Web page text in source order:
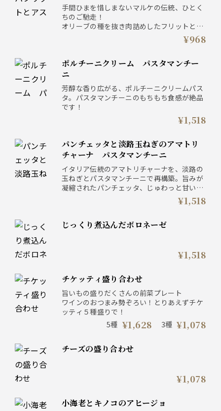
手間ひまを惜しまないマルケの伝統、ひとく
ちのご馳走！
オリーブの種を抜き肉詰めしたフリットと、
カラッと揚げたトリッパの盛り合わせはどん
¥968
ポルチーニクリーム パスタマンチー
ニ
芳醇な香り広がる、ポルチーニクリームパス
タ。パスタマンチーニのもちもち食感が絶品
です！
¥1,518
パンチェッタと淡路玉ねぎのアマトリ
チャーナ パスタマンチーニ
イタリア伝統のアマトリチャーナを、淡路の
玉ねぎとパスタマンチーニで再構築。旨みが
凝縮されたパンチェッタ、じゅわっと甘い淡
路玉ねぎ。噛みしめるほどに広がるパスタマ
ンチーニの力強い味わいをお楽しみください
¥1,518
じっくり煮込んだボロネーゼ
¥1,518
チケッティ盛り合わせ
旨いもの盛りだくさんの前菜プレート
ワインのおつまみ勢ぞろい！とりあえずチケ
ッティ５種盛りで！
5種 ¥1,628 3種 ¥1,078
チーズの盛り合わせ
¥1,078
小海老とキノコのアヒージョ